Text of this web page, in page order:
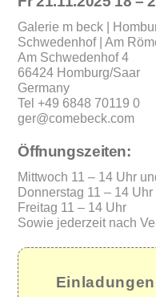
Galerie m beck |
Schwedenhof | Am
Am Schwedenhof 4
66424 Homburg/Saar
Germany
Tel +49 6848 70119 0
ger@comebeck.com
Öffnungszeiten:
Mittwoch 11 – 14 Uhr
Donnerstag 11 – 14
Freitag 11 – 14 Uhr
Sowie jederzeit nach